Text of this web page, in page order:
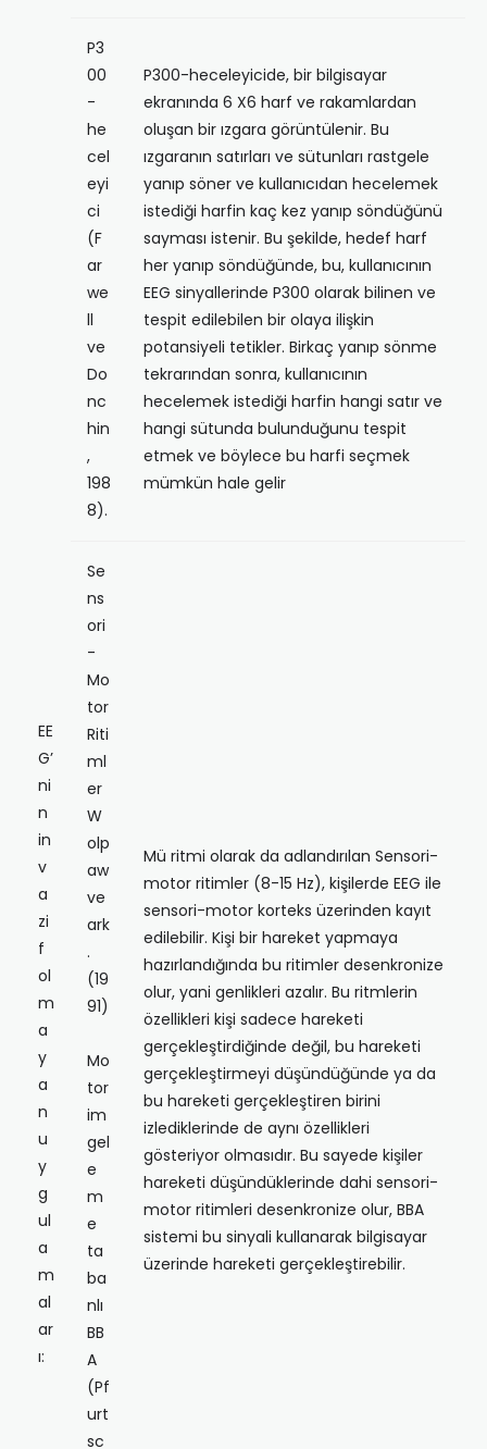
EE
G’
ni
n
in
v
a
zi
f
ol
m
a
y
a
n
u
y
g
ul
a
m
al
ar
ı:
P3
00
-
he
cel
eyi
ci
(F
ar
we
ll
ve
Do
nc
hin
,
198
8).
P300-heceleyicide, bir bilgisayar
ekranında 6 X6 harf ve rakamlardan
oluşan bir ızgara görüntülenir. Bu
ızgaranın satırları ve sütunları rastgele
yanıp söner ve kullanıcıdan hecelemek
istediği harfin kaç kez yanıp söndüğünü
sayması istenir. Bu şekilde, hedef harf
her yanıp söndüğünde, bu, kullanıcının
EEG sinyallerinde P300 olarak bilinen ve
tespit edilebilen bir olaya ilişkin
potansiyeli tetikler. Birkaç yanıp sönme
tekrarından sonra, kullanıcının
hecelemek istediği harfin hangi satır ve
hangi sütunda bulunduğunu tespit
etmek ve böylece bu harfi seçmek
mümkün hale gelir
Se
ns
ori
-
Mo
tor
Riti
ml
er
W
olp
aw
ve
ark
.
(19
91)
Mo
tor
im
gel
e
m
e
ta
ba
nlı
BB
A
(Pf
urt
sc
Mü ritmi olarak da adlandırılan Sensori-
motor ritimler (8-15 Hz), kişilerde EEG ile
sensori-motor korteks üzerinden kayıt
edilebilir. Kişi bir hareket yapmaya
hazırlandığında bu ritimler desenkronize
olur, yani genlikleri azalır. Bu ritmlerin
özellikleri kişi sadece hareketi
gerçekleştirdiğinde değil, bu hareketi
gerçekleştirmeyi düşündüğünde ya da
bu hareketi gerçekleştiren birini
izlediklerinde de aynı özellikleri
gösteriyor olmasıdır. Bu sayede kişiler
hareketi düşündüklerinde dahi sensori-
motor ritimleri desenkronize olur, BBA
sistemi bu sinyali kullanarak bilgisayar
üzerinde hareketi gerçekleştirebilir.